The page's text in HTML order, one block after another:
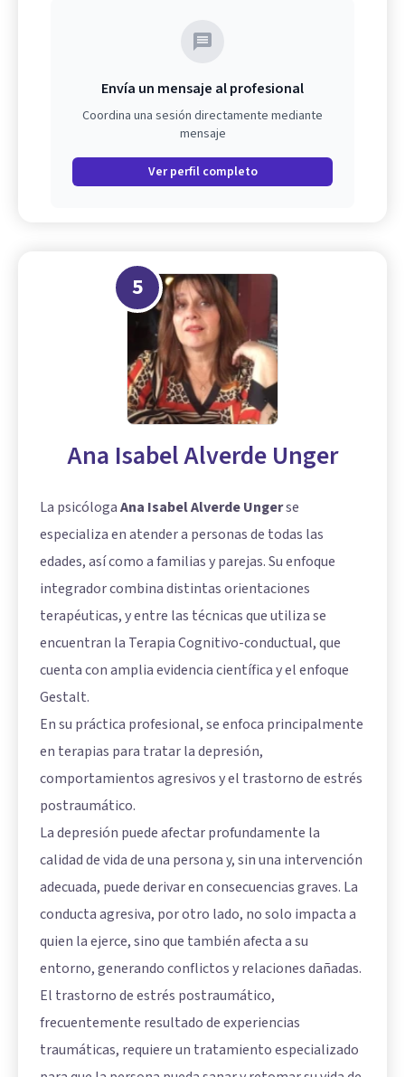
Envía un mensaje al profesional
Coordina una sesión directamente mediante
mensaje
Ver perfil completo
5
Ana Isabel Alverde Unger
La psicólogaAna Isabel Alverde Ungerse
especializa en atender a personas de todas las
edades, así como a familias y parejas. Su enfoque
integrador combina distintas orientaciones
terapéuticas, y entre las técnicas que utiliza se
encuentran la Terapia Cognitivo-conductual, que
cuenta con amplia evidencia científica y el enfoque
Gestalt.
En su práctica profesional, se enfoca principalmente
en terapias para tratar la depresión,
comportamientos agresivos y el trastorno de estrés
postraumático.
La depresión puede afectar profundamente la
calidad de vida de una persona y, sin una intervención
adecuada, puede derivar en consecuencias graves. La
conducta agresiva, por otro lado, no solo impacta a
quien la ejerce, sino que también afecta a su
entorno, generando conflictos y relaciones dañadas.
El trastorno de estrés postraumático,
frecuentemente resultado de experiencias
traumáticas, requiere un tratamiento especializado